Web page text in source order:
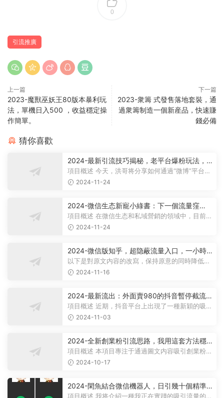
0
引流推廣
上一篇
2023-魔獸巫妖王80版本暴利玩
法，單機日入500 ，收益穩定操
作簡單。
下一篇
2023-衆籌 式發售落地套裝，通
過衆籌制造一個新産品，快速賺
錢必備
猜你喜歡
2024-最新引流技巧揭秘，老平台爆粉玩法，
單人單号日引300+創業粉，作品可直接被百度
收錄
項目概述 今天，洪哥将分享如何通過“微博”平台吸
引高質量的創業流量，這是我們工...
2024-11-24
2024-微信生态新寵小綠書：下一個流量窪
地，粉絲質量超高，日引500+精準創業粉，
項目概述 在微信生态和私域營銷的領域中，目前正
興起一股新的流量紅利和卓越的...
2024-11-24
2024-微信版知乎，超隐蔽流量入口，一小時
引流100人，粉絲質量超高
以下是對原文内容的改寫，保持原意的同時降低了
2024-11-16
2024-最新流出：外面賣980的抖音暫停截流
技術單條視頻安全引流創業粉300+
項目概述 近期，抖音平台上出現了一種新穎的吸引
流量的方法：當用戶暫停觀看視頻...
2024-11-03
2024-全新創業粉引流思路，我用這套方法穩
定日引200+創業粉
項目概述 本項目專注于通過圖文内容吸引創業粉
絲，并将他們引導至微信公衆号。我...
2024-10-17
2024-閑魚結合微信機器人，日引幾十個精準
粉
項目概述 我将介紹一種我正在實踐的吸引流量的策